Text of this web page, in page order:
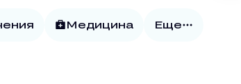
Медицина Еще